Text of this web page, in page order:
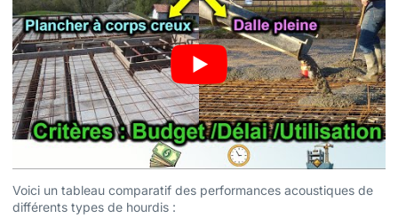
Voici un tableau comparatif des performances acoustiques de
différents types de hourdis :